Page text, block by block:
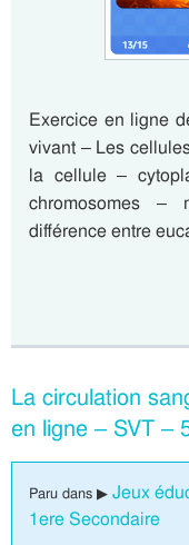
Exercice en ligne
vivant – Les
la cellule –
chromosomes –
différence entre
La circulation
en ligne – SVT –
Paru dans ▶ Jeux
1ere Secondaire